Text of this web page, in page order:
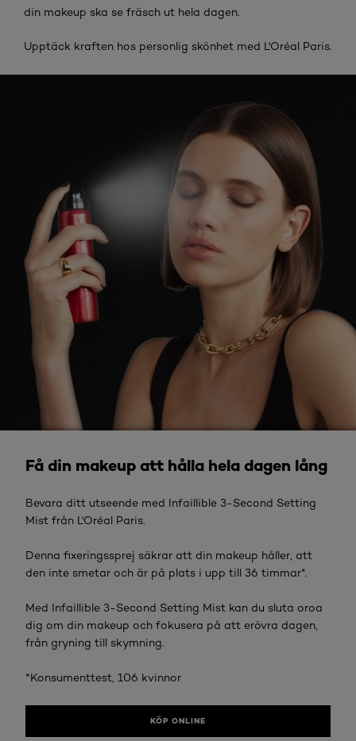
din makeup ska se fräsch ut hela dagen.
Upptäck kraften hos personlig skönhet med L'Oréal Paris.
Få din makeup att hålla hela dagen lång
Bevara ditt utseende med Infaillible 3-Second Setting
Mist från L'Oréal Paris.
Denna fixeringssprej säkrar att din makeup håller, att
den inte smetar och är på plats i upp till 36 timmar*.
Med Infaillible 3-Second Setting Mist kan du sluta oroa
dig om din makeup och fokusera på att erövra dagen,
från gryning till skymning.
*Konsumenttest, 106 kvinnor
KÖP ONLINE